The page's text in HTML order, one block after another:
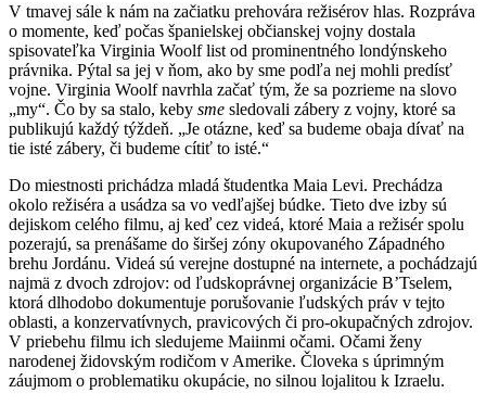
V tmavej sále k nám na začiatku prehovára režisérov hlas. Rozpráva
o momente, keď počas španielskej občianskej vojny dostala
spisovateľka Virginia Woolf list od prominentného londýnskeho
právnika. Pýtal sa jej v ňom, ako by sme podľa nej mohli predísť
vojne. Virginia Woolf navrhla začať tým, že sa pozrieme na slovo
„my“. Čo by sa stalo, keby sme sledovali zábery z vojny, ktoré sa
publikujú každý týždeň. „Je otázne, keď sa budeme obaja dívať na
tie isté zábery, či budeme cítiť to isté.“
Do miestnosti prichádza mladá študentka Maia Levi. Prechádza
okolo režiséra a usádza sa vo vedľajšej búdke. Tieto dve izby sú
dejiskom celého filmu, aj keď cez videá, ktoré Maia a režisér spolu
pozerajú, sa prenášame do širšej zóny okupovaného Západného
brehu Jordánu. Videá sú verejne dostupné na internete, a pochádzajú
najmä z dvoch zdrojov: od ľudskoprávnej organizácie B’Tselem,
ktorá dlhodobo dokumentuje porušovanie ľudských práv v tejto
oblasti, a konzervatívnych, pravicových či pro-okupačných zdrojov.
V priebehu filmu ich sledujeme Maiinmi očami. Očami ženy
narodenej židovským rodičom v Amerike. Človeka s úprimným
záujmom o problematiku okupácie, no silnou lojalitou k Izraelu.